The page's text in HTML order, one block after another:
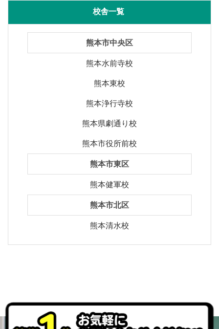
校舎一覧
熊本市中央区
熊本水前寺校
熊本東校
熊本浄行寺校
熊本県劇通り校
熊本市役所前校
熊本市東区
熊本健軍校
熊本市北区
熊本清水校